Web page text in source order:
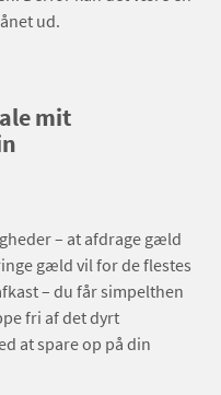
ud.
mit
– at afdrage gæld
gæld vil for de flestes
– du får simpelthen
fri af det dyrt
at spare op på din